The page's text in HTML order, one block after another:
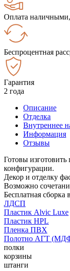
Оплата
Беспроцентная
Гарантия
2 года
Описание
Отделка
Внутреннее
Информация
Отзывы
Готовы
конфигурации.
Декор и отделку
Возможно
Бесплатная сборка
ЛДСП
Пластик Alvic Luxe
Пластик HPL
Пленка ПВХ
Полотно АГТ
полки
корзины
штанги